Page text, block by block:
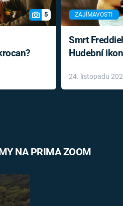
5 ZAJÍMAVOSTI
Smrt
Hudební
léky
24. listopadu
NA PRIMA ZOOM